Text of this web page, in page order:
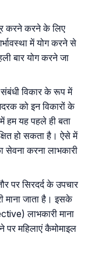
करने करने के लिए
में योग करने से
बार योग करने जा
संबंधी विकार के रूप में
को इन विकारों के
हम यह पहले ही बता
हो सकता है। ऐसे में
सेवना करना लाभकारी
पर सिरदर्द के उपचार
माना जाता है। इसके
लाभकारी माना
पर महिलाएं कैमोमाइल